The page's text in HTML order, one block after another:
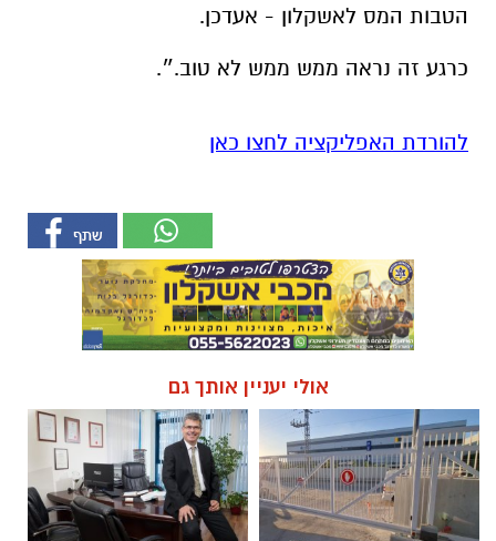
הטבות המס לאשקלון - אעדכן.
כרגע זה נראה ממש ממש לא טוב.״.
להורדת האפליקציה לחצו כאן
אולי יעניין אותך גם